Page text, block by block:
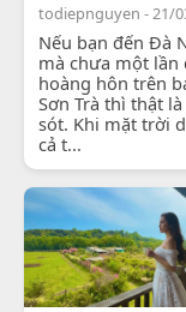
todiepnguyen - 21/
Nếu bạn đến Đà
mà chưa một lần
hoàng hôn trên
Sơn Trà thì thật
sót. Khi mặt trời
cả t...